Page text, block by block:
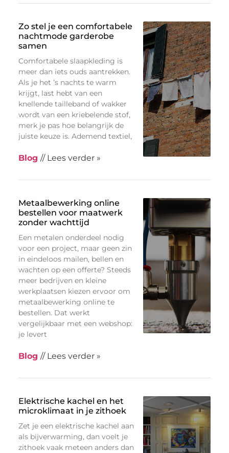
Zo stel je een comfortabele
nachtmode garderobe
samen
Comfortabele slaapkleding is
meer dan iets ouds aantrekken.
Als je het ’s nachts te warm
krijgt, last hebt van een
knellende tailleband of wakker
wordt van een kriebelende stof,
merk je pas hoe belangrijk de
juiste keuze is. Ademend textiel,
Blog // Lees verder »
Metaalbewerking online
bestellen voor maatwerk
zonder wachttijd
Een metalen onderdeel nodig
voor een project, maar geen zin
in eindeloos mailen, bellen en
wachten op een offerte? Steeds
meer bedrijven en kleine
werkplaatsen kiezen ervoor om
metaalbewerking online te
bestellen. Dat werkt
vergelijkbaar met een webshop:
je levert
Blog // Lees verder »
Elektrische kachel en het
microklimaat in je zithoek
Zet je een elektrische kachel aan
als bijverwarming, dan voelt je
zithoek vaak meteen anders dan